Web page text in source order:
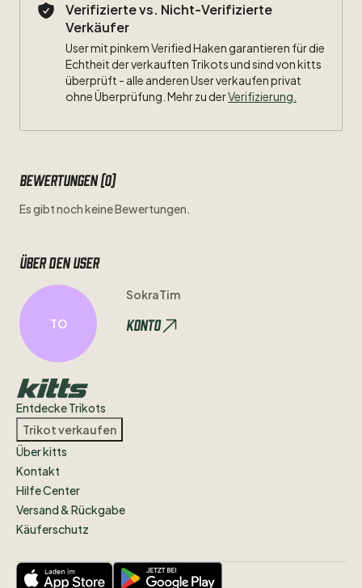
Verifizierte vs. Nicht-Verifizierte
Verkäufer
User mit pinkem Verified Haken garantieren für die
Echtheit der verkauften Trikots und sind von kitts
überprüft - alle anderen User verkaufen privat
ohne Überprüfung. Mehr zu derVerifizierung.
Bewertungen (0)
Es gibt noch keine Bewertungen.
Über den user
TO
SokraTim
Konto
Entdecke Trikots
Trikot verkaufen
Über kitts
Kontakt
Hilfe Center
Versand & Rückgabe
Käuferschutz